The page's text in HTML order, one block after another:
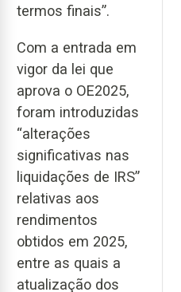
termos finais”.
Com a entrada em
vigor da lei que
aprova o OE2025,
foram introduzidas
“alterações
significativas nas
liquidações de IRS”
relativas aos
rendimentos
obtidos em 2025,
entre as quais a
atualização dos